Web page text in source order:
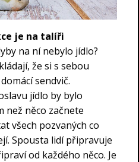
je na talíři
na ní nebylo jídlo?
že si s sebou
sendvič.
jídlo by bylo
než něco začnete
všech pozvaných co
Spousta lidí připravuje
od každého něco. Je